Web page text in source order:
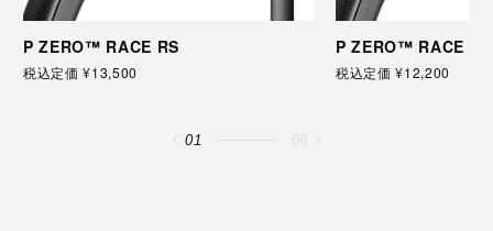
P ZERO™ RACE RS
税込定価 ¥13,500
P ZERO™ RACE
税込定価 ¥12,200
01